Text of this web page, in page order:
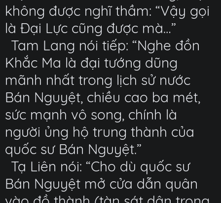
không được nghĩ thầm: “Vậy gọi
là Đại Lực cũng được mà…”
Tam Lang nói tiếp: “Nghe đồn
Khắc Ma là đại tướng dũng
mãnh nhất trong lịch sử nước
Bán Nguyệt, chiều cao ba mét,
sức mạnh vô song, chính là
người ủng hộ trung thành của
quốc sư Bán Nguyệt.”
Tạ Liên nói: “Cho dù quốc sư
Bán Nguyệt mở cửa dẫn quân